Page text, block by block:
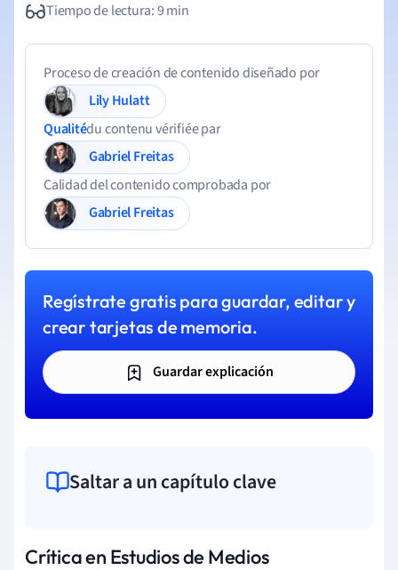
Tiempo de lectura: 9 min
Proceso de creación de contenido diseñado por
Lily Hulatt
Qualitédu contenu vérifiée par
Gabriel Freitas
Calidad del contenido comprobada por
Gabriel Freitas
Regístrate gratis para guardar, editar y
crear tarjetas de memoria.
Guardar explicación
Saltar a un capítulo clave
Crítica en Estudios de Medios